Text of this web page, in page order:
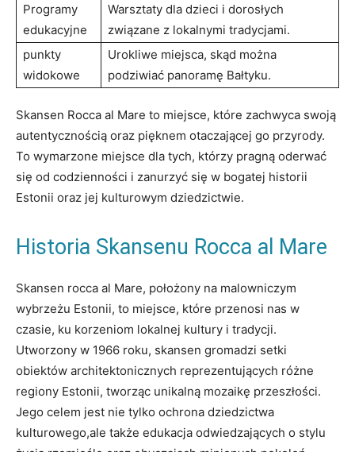
Programy
edukacyjne
Warsztaty dla dzieci i⁤ dorosłych
związane z lokalnymi tradycjami.
punkty
widokowe
Urokliwe‌ miejsca, skąd można
podziwiać panoramę Bałtyku.
Skansen Rocca al Mare to miejsce, które⁤ zachwyca swoją
⁣autentycznością ‌oraz pięknem otaczającej go przyrody.
To ⁢wymarzone miejsce dla‌ tych, którzy ⁢pragną oderwać
się od codzienności i‍ zanurzyć ⁢się w bogatej historii
‍Estonii oraz jej kulturowym ⁢dziedzictwie.
Historia Skansenu Rocca​ al ⁢Mare
Skansen rocca al Mare, położony​ na malowniczym
wybrzeżu Estonii, ⁢to miejsce, które przenosi nas w
czasie, ku korzeniom lokalnej kultury⁣ i tradycji.
Utworzony w 1966 roku, skansen gromadzi ⁤setki
obiektów⁣ architektonicznych reprezentujących różne
regiony Estonii, tworząc unikalną ⁢mozaikę przeszłości.
Jego celem jest nie ⁢tylko​ ochrona dziedzictwa​
kulturowego,ale także edukacja odwiedzających o ⁣stylu